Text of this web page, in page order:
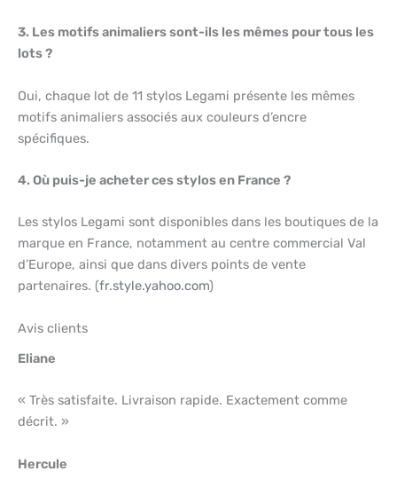
3. Les motifs animaliers sont-ils les mêmes pour tous les
lots ?
Oui, chaque lot de 11 stylos Legami présente les mêmes
motifs animaliers associés aux couleurs d’encre
spécifiques.
4. Où puis-je acheter ces stylos en France ?
Les stylos Legami sont disponibles dans les boutiques de la
marque en France, notamment au centre commercial Val
d’Europe, ainsi que dans divers points de vente
partenaires. (fr.style.yahoo.com)
Avis clients
Eliane
« Très satisfaite. Livraison rapide. Exactement comme
décrit. »
Hercule